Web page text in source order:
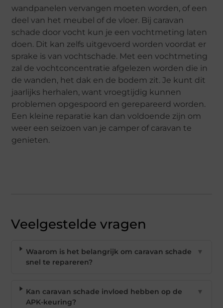
wandpanelen vervangen moeten worden, of een
deel van het meubel of de vloer. Bij caravan
schade door vocht kun je een vochtmeting laten
doen. Dit kan zelfs uitgevoerd worden voordat er
sprake is van vochtschade. Met een vochtmeting
zal de vochtconcentratie afgelezen worden die in
de wanden, het dak en de bodem zit. Je kunt dit
jaarlijks herhalen, want vroegtijdig kunnen
problemen opgespoord en gerepareerd worden.
Een kleine reparatie kan dan voldoende zijn om
weer een seizoen van je camper of caravan te
genieten.
Veelgestelde vragen
Waarom is het belangrijk om caravan schade
snel te repareren?
▼
Kan caravan schade invloed hebben op de
APK-keuring?
▼